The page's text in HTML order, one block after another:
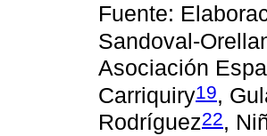
Fuente:
Sandoval-
Asociación
Carriquiry19,
Rodríguez22,